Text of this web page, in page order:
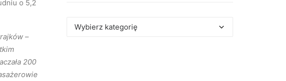
o 5,2
–
200
Kategorie